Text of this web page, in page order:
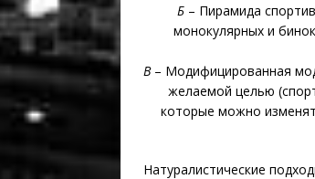
Б– Пирамида
монокулярных и
В – Модифицированная
желаемой целью
которые можно
Натуралистические